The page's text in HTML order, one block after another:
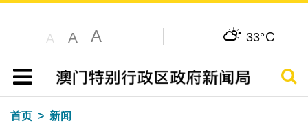
A A A 33°C
目录
搜寻
首页
新闻